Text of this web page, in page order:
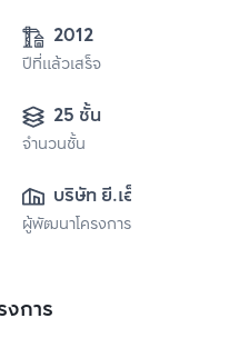
2012
ปีที่แล้วเสร็จ
25 ชั้น
จำนวนชั้น
บริษัท ยี.เอ็ม.
เซอร์วิส อพาร์ทเม้น
ผู้พัฒนาโครงการ
งการ